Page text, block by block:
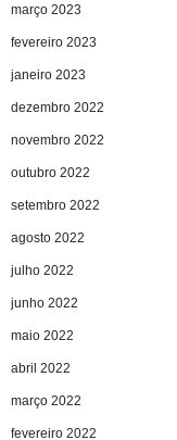
março 2023
fevereiro 2023
janeiro 2023
dezembro 2022
novembro 2022
outubro 2022
setembro 2022
agosto 2022
julho 2022
junho 2022
maio 2022
abril 2022
março 2022
fevereiro 2022